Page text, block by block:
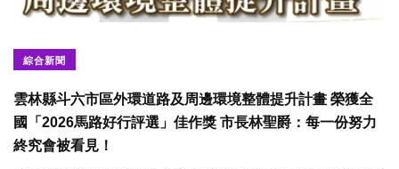
綜合新聞
雲林縣斗六市區外環道路及周邊環境整體提升計畫 榮獲全
國「2026馬路好行評選」佳作獎 市長林聖爵：每一份努力
終究會被看見！